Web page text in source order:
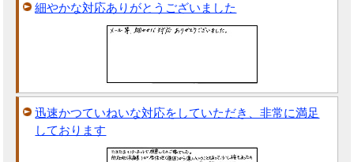
細やかな対応ありがとうございました
迅速かつていねいな対応をしていただき、非常に満足
しております